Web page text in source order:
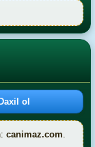
Daxil ol
canimaz.com.